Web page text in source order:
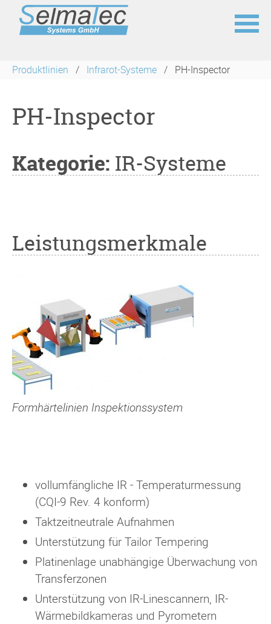
überspringen
Produktlinien Infrarot-Systeme PH-Inspector
PH-Inspector
Kategorie: IR-Systeme
Leistungsmerkmale
Formhärtelinien Inspektionssystem
vollumfängliche IR - Temperaturmessung
(CQI-9 Rev. 4 konform)
Taktzeitneutrale Aufnahmen
Unterstützung für Tailor Tempering
Platinenlage unabhängige Überwachung von
Transferzonen
Unterstützung von IR-Linescannern, IR-
Wärmebildkameras und Pyrometern